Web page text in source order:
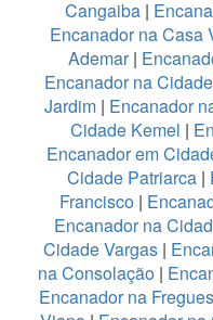
Cangaiba |
Encanador na Casa
Ademar|
Encanador na
Jardim | Encanador
Cidade Kemel |
Encanador em
Cidade Patriarca|
Francisco |
Encanador na
Cidade Vargas |
na Consolação |
Encanador na